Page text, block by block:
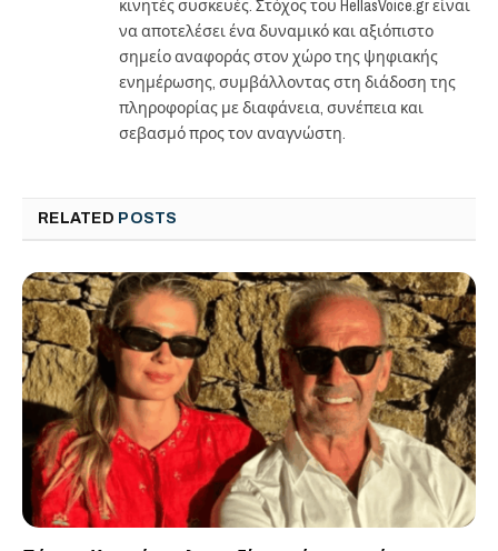
κινητές συσκευές. Στόχος του HellasVoice.gr είναι
να αποτελέσει ένα δυναμικό και αξιόπιστο
σημείο αναφοράς στον χώρο της ψηφιακής
ενημέρωσης, συμβάλλοντας στη διάδοση της
πληροφορίας με διαφάνεια, συνέπεια και
σεβασμό προς τον αναγνώστη.
RELATED POSTS